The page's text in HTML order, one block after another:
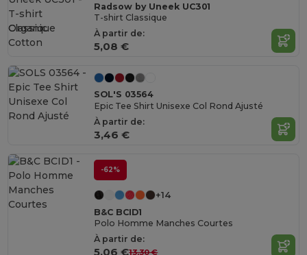
Radsow by Uneek UC301
T-shirt Classique
À partir de:
5,08 €
Organic
Cotton
SOL'S 03564
Epic Tee Shirt Unisexe Col Rond Ajusté
À partir de:
3,46 €
-62%
+14
B&C BCID1
Polo Homme Manches Courtes
À partir de:
5,06 €13,30 €